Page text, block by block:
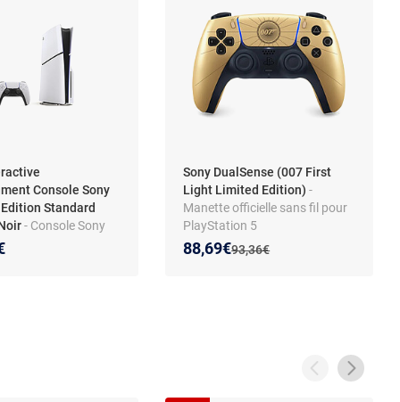
Console Sony
Standard
- Console Sony
Standard
Sony DualSense (007 First
Light Limited Edition) -
Manette officielle sans fil pour
PlayStation 5
Ancien prix :
93,36€
Nouveau prix :
88,69€
Réduction de :